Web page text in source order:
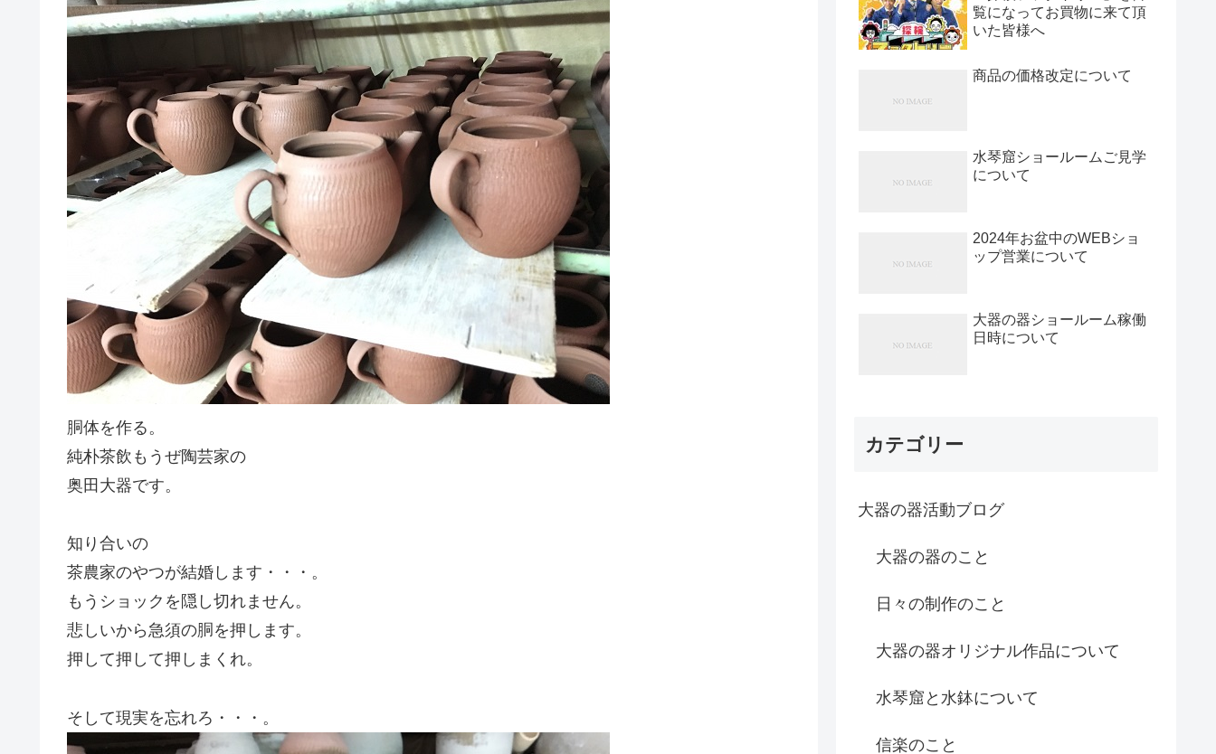
胴体を作る。
純朴茶飲もうぜ陶芸家の
奥田大器です。
知り合いの
茶農家のやつが結婚します・・・。
もうショックを隠し切れません。
悲しいから急須の胴を押します。
押して押して押しまくれ。
そして現実を忘れろ・・・。
覧になってお買物に来て頂
いた皆様へ
商品の価格改定について
水琴窟ショールームご見学
について
2024年お盆中のWEBショ
ップ営業について
大器の器ショールーム稼働
日時について
カテゴリー
大器の器活動ブログ
大器の器のこと
日々の制作のこと
大器の器オリジナル作品について
水琴窟と水鉢について
信楽のこと